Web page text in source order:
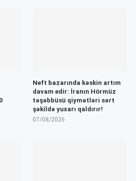
Neft bazarında kəskin artım
davam edir: İranın Hörmüz
təşəbbüsü qiymətləri sərt
şəkildə yuxarı qaldırır!
07/08/2026